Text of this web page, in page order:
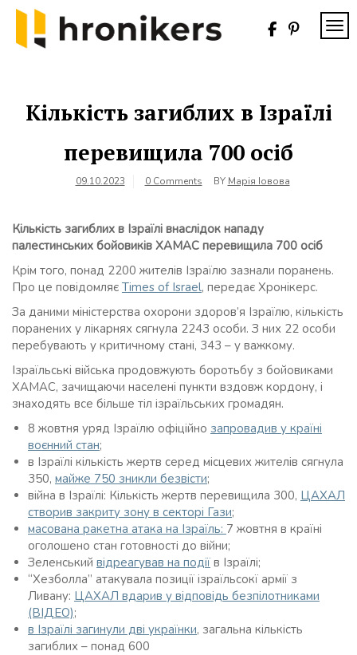
Skip
content
Кількість загиблих в Ізраїлі
перевищила 700 осіб
09.10.2023 0 Comments BY Марія Іовова
Кількість загиблих в Ізраїлі внаслідок нападу
палестинських бойовиків ХАМАС перевищила 700 осіб
Крім того, понад 2200 жителів Ізраїлю зазнали поранень.
Про це повідомляє Times of Israel, передає Хронікерс.
За даними міністерства охорони здоров’я Ізраїлю, кількість
поранених у лікарнях сягнула 2243 особи. З них 22 особи
перебувають у критичному стані, 343 – у важкому.
Ізраїльські війська продовжують боротьбу з бойовиками
ХАМАС, зачищаючи населені пункти вздовж кордону, і
знаходять все більше тіл ізраїльських громадян.
8 жовтня уряд Ізраїлю офіційно запровадив у країні
воєнний стан;
в Ізраїлі кількість жертв серед місцевих жителів сягнула
350, майже 750 зникли безвісти;
війна в Ізраїлі: Кількість жертв перевищила 300, ЦАХАЛ
створив закриту зону в секторі Гази;
масована ракетна атака на Ізраїль: 7 жовтня в країні
оголошено стан готовності до війни;
Зеленський відреагував на події в Ізраїлі;
“Хезболла” атакувала позиції ізраїльсокї армії з
Ливану: ЦАХАЛ вдарив у відповідь безпілотниками
(ВІДЕО);
в Ізраїлі загинули дві українки, загальна кількість
загиблих – понад 600